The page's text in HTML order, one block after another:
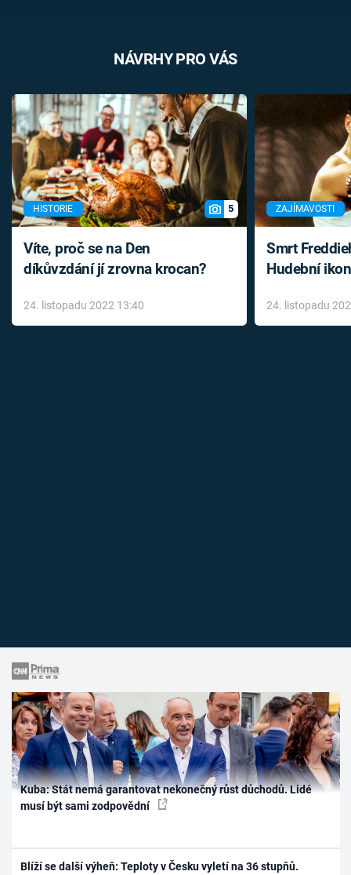
NÁVRHY PRO VÁS
HISTORIE 5
Víte, proč se na Den
díkůvzdání jí zrovna krocan?
24. listopadu 2022 13:40
ZAJÍMAVOSTI
Smrt
Hudební
léky
24. listopadu
Kuba: Stát nemá garantovat nekonečný růst důchodů. Lidé
musí být sami zodpovědní
Blíží se další výheň: Teploty v Česku vyletí na 36 stupňů.